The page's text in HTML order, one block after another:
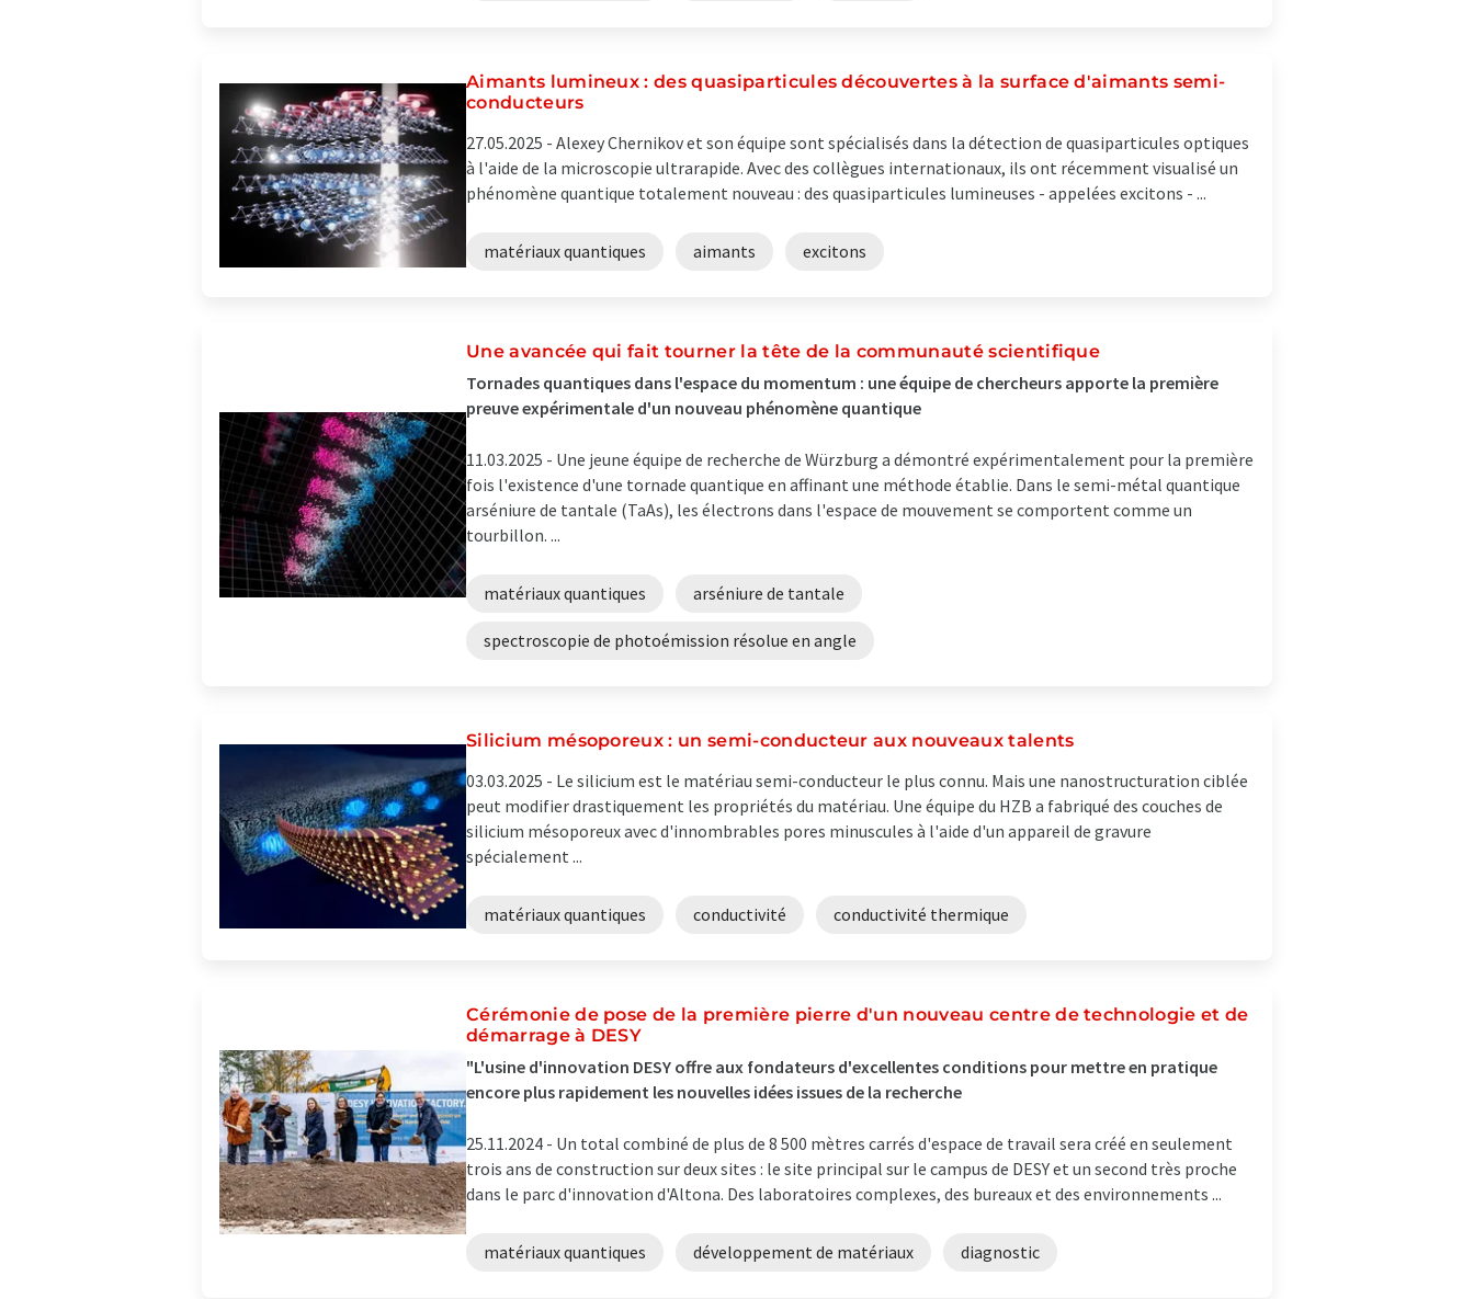
Aimants lumineux : des quasiparticules découvertes à la surface d'aimants semi-
conducteurs
27.05.2025 - Alexey Chernikov et son équipe sont spécialisés dans la détection de quasiparticules optiques
à l'aide de la microscopie ultrarapide. Avec des collègues internationaux, ils ont récemment visualisé un
phénomène quantique totalement nouveau : des quasiparticules lumineuses - appelées excitons - ...
matériaux quantiques aimants excitons
Une avancée qui fait tourner la tête de la communauté scientifique
Tornades quantiques dans l'espace du momentum : une équipe de chercheurs apporte la première
preuve expérimentale d'un nouveau phénomène quantique
11.03.2025 - Une jeune équipe de recherche de Würzburg a démontré expérimentalement pour la première
fois l'existence d'une tornade quantique en affinant une méthode établie. Dans le semi-métal quantique
arséniure de tantale (TaAs), les électrons dans l'espace de mouvement se comportent comme un
tourbillon. ...
matériaux quantiques arséniure de tantale
spectroscopie de photoémission résolue en angle
Silicium mésoporeux : un semi-conducteur aux nouveaux talents
03.03.2025 - Le silicium est le matériau semi-conducteur le plus connu. Mais une nanostructuration ciblée
peut modifier drastiquement les propriétés du matériau. Une équipe du HZB a fabriqué des couches de
silicium mésoporeux avec d'innombrables pores minuscules à l'aide d'un appareil de gravure
spécialement ...
matériaux quantiques conductivité conductivité thermique
Cérémonie de pose de la première pierre d'un nouveau centre de technologie et de
démarrage à DESY
"L'usine d'innovation DESY offre aux fondateurs d'excellentes conditions pour mettre en pratique
encore plus rapidement les nouvelles idées issues de la recherche
25.11.2024 - Un total combiné de plus de 8 500 mètres carrés d'espace de travail sera créé en seulement
trois ans de construction sur deux sites : le site principal sur le campus de DESY et un second très proche
dans le parc d'innovation d'Altona. Des laboratoires complexes, des bureaux et des environnements ...
matériaux quantiques développement de matériaux diagnostic